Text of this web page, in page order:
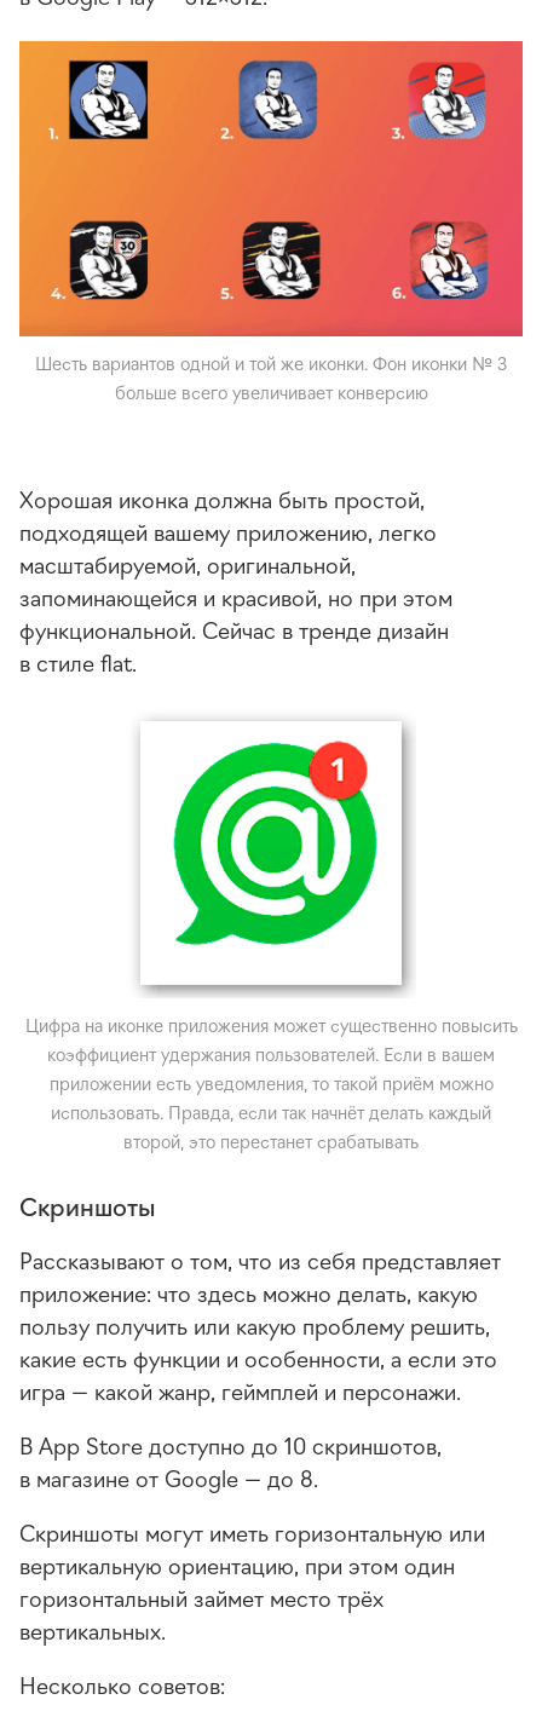
Шесть вариантов одной и той же иконки. Фон иконки № 3
больше всего увеличивает конверсию
Хорошая иконка должна быть простой,
подходящей вашему приложению, легко
масштабируемой, оригинальной,
запоминающейся и красивой, но при этом
функциональной. Сейчас в тренде дизайн
в стиле flat.
Цифра на иконке приложения может существенно повысить
коэффициент удержания пользователей. Если в вашем
приложении есть уведомления, то такой приём можно
использовать. Правда, если так начнёт делать каждый
второй, это перестанет срабатывать
Скриншоты
Рассказывают о том, что из себя представляет
приложение: что здесь можно делать, какую
пользу получить или какую проблему решить,
какие есть функции и особенности, а если это
игра — какой жанр, геймплей и персонажи.
В App Store доступно до 10 скриншотов,
в магазине от Google — до 8.
Скриншоты могут иметь горизонтальную или
вертикальную ориентацию, при этом один
горизонтальный займет место трёх
вертикальных.
Несколько советов: